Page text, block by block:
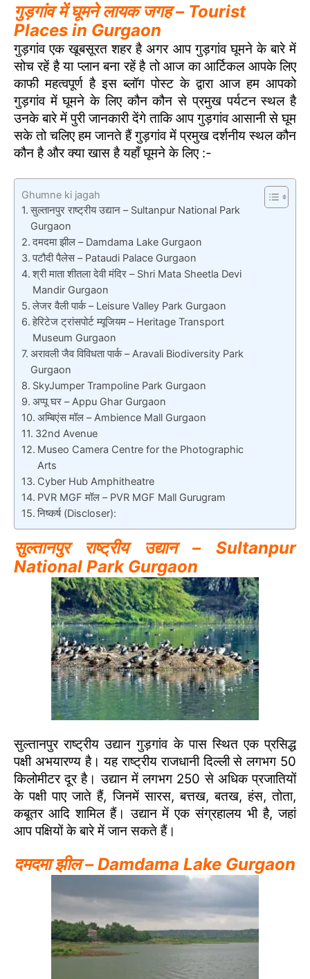
गुड़गांव में घूमने लायक जगह – Tourist
Places in Gurgaon
गुड़गांव एक खूबसूरत शहर है अगर आप गुड़गांव घूमने के बारे में
सोच रहें है या प्लान बना रहें है तो आज का आर्टिकल आपके लिए
काफी महत्वपूर्ण है इस ब्लॉग पोस्ट के द्वारा आज हम आपको
गुड़गांव में घूमने के लिए कौन कौन से प्रमुख पर्यटन स्थल है
उनके बारे में पुरी जानकारी देंगे ताकि आप गुड़गांव आसानी से घूम
सके तो चलिए हम जानते हैं गुड़गांव में प्रमुख दर्शनीय स्थल कौन
कौन है और क्या खास है यहाँ घूमने के लिए :-
Ghumne ki jagah
सुल्तानपुर राष्ट्रीय उद्यान – Sultanpur National Park
Gurgaon
दमदमा झील – Damdama Lake Gurgaon
पटौदी पैलेस – Pataudi Palace Gurgaon
श्री माता शीतला देवी मंदिर – Shri Mata Sheetla Devi
Mandir Gurgaon
लेजर वैली पार्क – Leisure Valley Park Gurgaon
हेरिटेज ट्रांसपोर्ट म्यूजियम – Heritage Transport
Museum Gurgaon
अरावली जैव विविधता पार्क – Aravali Biodiversity Park
Gurgaon
SkyJumper Trampoline Park Gurgaon
अप्पू घर – Appu Ghar Gurgaon
अम्बिएंस मॉल – Ambience Mall Gurgaon
32nd Avenue
Museo Camera Centre for the Photographic
Arts
Cyber Hub Amphitheatre
PVR MGF मॉल – PVR MGF Mall Gurugram
निष्कर्ष (Discloser):
सुल्तानपुर राष्ट्रीय उद्यान – Sultanpur
National Park Gurgaon
सुल्तानपुर राष्ट्रीय उद्यान गुड़गांव के पास स्थित एक प्रसिद्ध
पक्षी अभयारण्य है। यह राष्ट्रीय राजधानी दिल्ली से लगभग 50
किलोमीटर दूर है। उद्यान में लगभग 250 से अधिक प्रजातियों
के पक्षी पाए जाते हैं, जिनमें सारस, बत्तख, बतख, हंस, तोता,
कबूतर आदि शामिल हैं। उद्यान में एक संग्रहालय भी है, जहां
आप पक्षियों के बारे में जान सकते हैं।
दमदमा झील – Damdama Lake Gurgaon